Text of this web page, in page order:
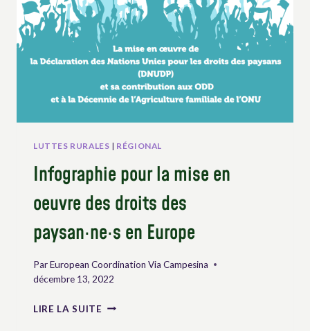
LUTTES RURALES | RÉGIONAL
Infographie pour la mise en
oeuvre des droits des
paysan·ne·s en Europe
ParEuropean Coordination Via Campesina
décembre 13, 2022
LIRE LA SUITE INFOGRAPHIE